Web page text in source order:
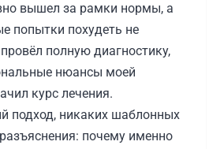
вышел за рамки нормы, а
попытки похудеть не
полную диагностику,
нюансы моей
курс лечения.
подход, никаких шаблонных
почему именно